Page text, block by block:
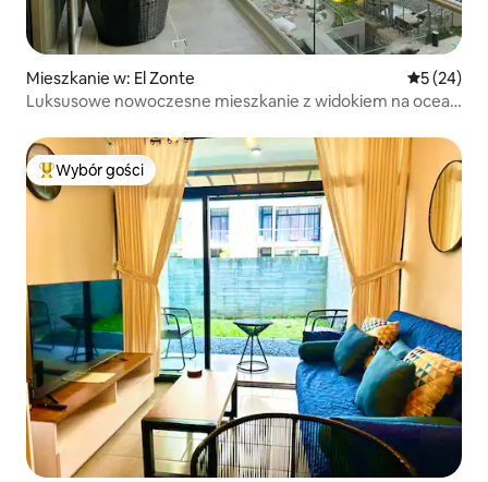
Mieszkanie w: El Zonte Średnia
5 (24)
Luksusowe nowoczesne mieszkanie z widokiem na ocean
Najpopularniejsze z kategorii Wybór gości
Wybór gości